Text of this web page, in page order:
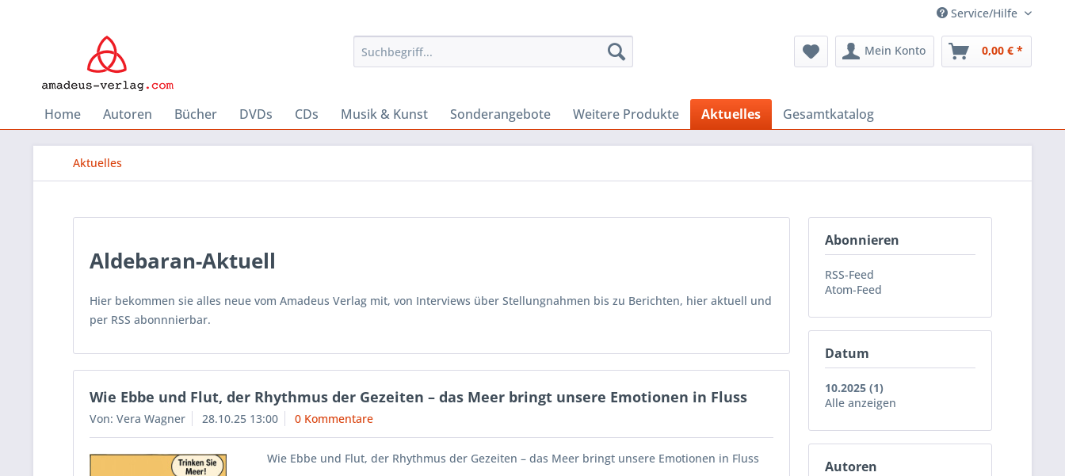
Service/Hilfe
Mein Konto 0,00 € *
Home Autoren Bücher DVDs CDs Musik & Kunst Sonderangebote Weitere Produkte Aktuelles Gesamtkatalog
Aktuelles
Abonnieren
RSS-Feed
Atom-Feed
Datum
10.2025 (1)
Alle anzeigen
Autoren
Aldebaran-Aktuell
Hier bekommen sie alles neue vom Amadeus Verlag mit, von Interviews über Stellungnahmen bis zu Berichten, hier aktuell und
per RSS abonnnierbar.
Wie Ebbe und Flut, der Rhythmus der Gezeiten – das Meer bringt unsere Emotionen in Fluss
Von: Vera Wagner 28.10.25 13:00 0 Kommentare
Wie Ebbe und Flut, der Rhythmus der Gezeiten – das Meer bringt unsere Emotionen in Fluss